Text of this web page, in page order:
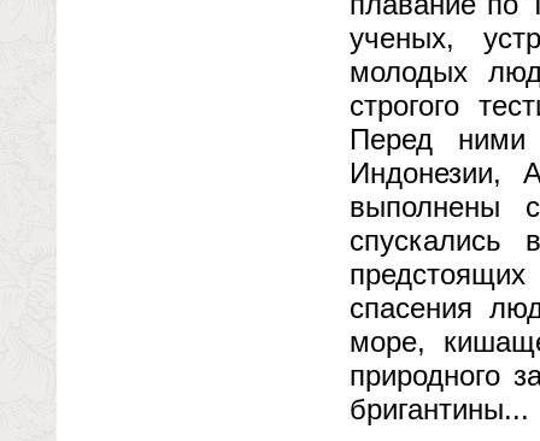
ученых,
молодых
строгого
Перед ними
Индонезии,
выполнены
спускались
спасения
море,
природного
бригантины...